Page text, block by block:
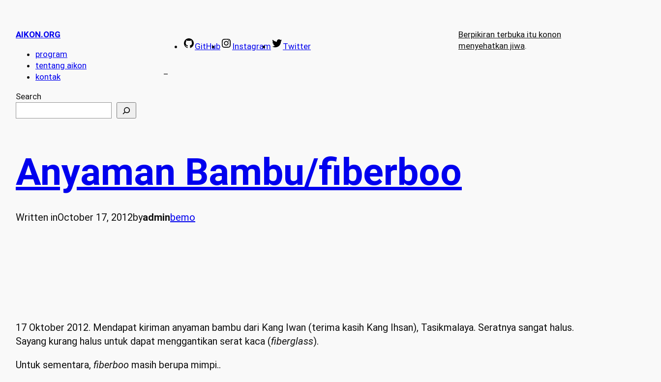
AIKON.ORG
program
tentang aikon
kontak
Search
GitHub Instagram Twitter
–
Berpikiran terbuka itu konon
menyehatkan jiwa.
Anyaman Bambu/fiberboo
Written inOctober 17, 2012byadminbemo
17 Oktober 2012. Mendapat kiriman anyaman bambu dari Kang Iwan (terima kasih Kang Ihsan), Tasikmalaya. Seratnya sangat halus.
Sayang kurang halus untuk dapat menggantikan serat kaca (fiberglass).
Untuk sementara, fiberboo masih berupa mimpi..